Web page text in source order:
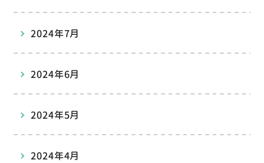
2024年7月
2024年6月
2024年5月
2024年4月